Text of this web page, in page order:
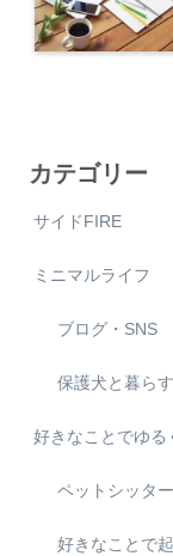
カテゴリー
サイドFIRE
ミニマルライフ
ブログ・SNS
保護犬と暮らす
好きなことでゆる
ペットシッター
好きなことで